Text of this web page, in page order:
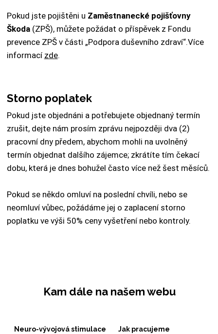
Pokud jste pojištěni u Zaměstnanecké pojišťovny
Škoda (ZPŠ), můžete požádat o příspěvek z Fondu
prevence ZPŠ v části „Podpora duševního zdraví“.Více
informací zde.
Storno poplatek
Pokud jste objednáni a potřebujete objednaný termín
zrušit, dejte nám prosím zprávu nejpozději dva (2)
pracovní dny předem, abychom mohli na uvolněný
termín objednat dalšího zájemce; zkrátíte tím čekací
dobu, která je dnes bohužel často více než šest měsíců.
Pokud se někdo omluví na poslední chvíli, nebo se
neomluví vůbec, požádáme jej o zaplacení storno
poplatku ve výši 50% ceny vyšetření nebo kontroly.
Kam dále na našem webu
Neuro-vývojová stimulace Jak pracujeme